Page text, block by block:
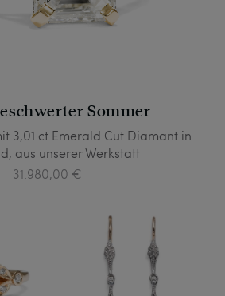
Sommer
3,01 ct Emerald Cut Diamant in
aus unserer Werkstatt
31.980,00 €